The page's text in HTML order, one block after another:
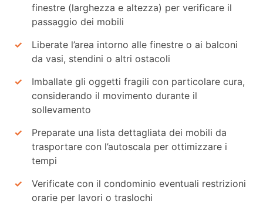
finestre (larghezza e altezza) per verificare il
passaggio dei mobili
Liberate l’area intorno alle finestre o ai balconi
da vasi, stendini o altri ostacoli
Imballate gli oggetti fragili con particolare cura,
considerando il movimento durante il
sollevamento
Preparate una lista dettagliata dei mobili da
trasportare con l’autoscala per ottimizzare i
tempi
Verificate con il condominio eventuali restrizioni
orarie per lavori o traslochi